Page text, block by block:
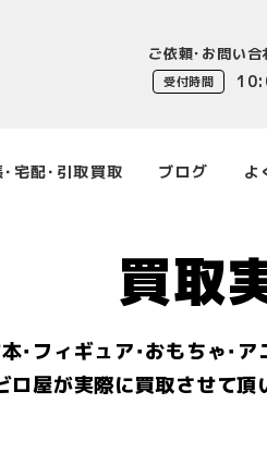
ご依頼･お問い
受付時間
･宅配･引取買取 ブログ よ
買取
･フィギュア･おもちゃ･
ロ屋が実際に買取させて頂